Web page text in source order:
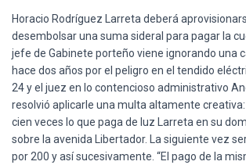
Horacio Rodríguez Larreta deberá
desembolsar una suma sideral para pagar la
jefe de Gabinete porteño viene ignorando una
hace dos años por el peligro en el tendido
24 y el juez en lo contencioso administrativo
resolvió aplicarle una multa altamente
cien veces lo que paga de luz Larreta en su
sobre la avenida Libertador. La siguiente vez
por 200 y así sucesivamente. “El pago de la